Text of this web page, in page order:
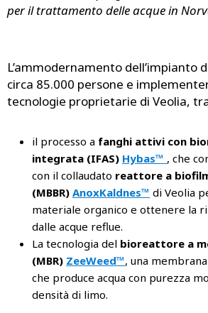
per il trattamento delle acque in
L’ammodernamento dell’impianto
circa 85.000 persone e
tecnologie proprietarie di Veolia,
il processo a fanghi attivi con
integrata (IFAS) Hybas™ , che
con il collaudato reattore a
(MBBR) AnoxKaldnes™ di Veolia
materiale organico e ottenere la
dalle acque reflue.
La tecnologia del bioreattore a
(MBR) ZeeWeed™, una
che produce acqua con purezza
densità di limo.